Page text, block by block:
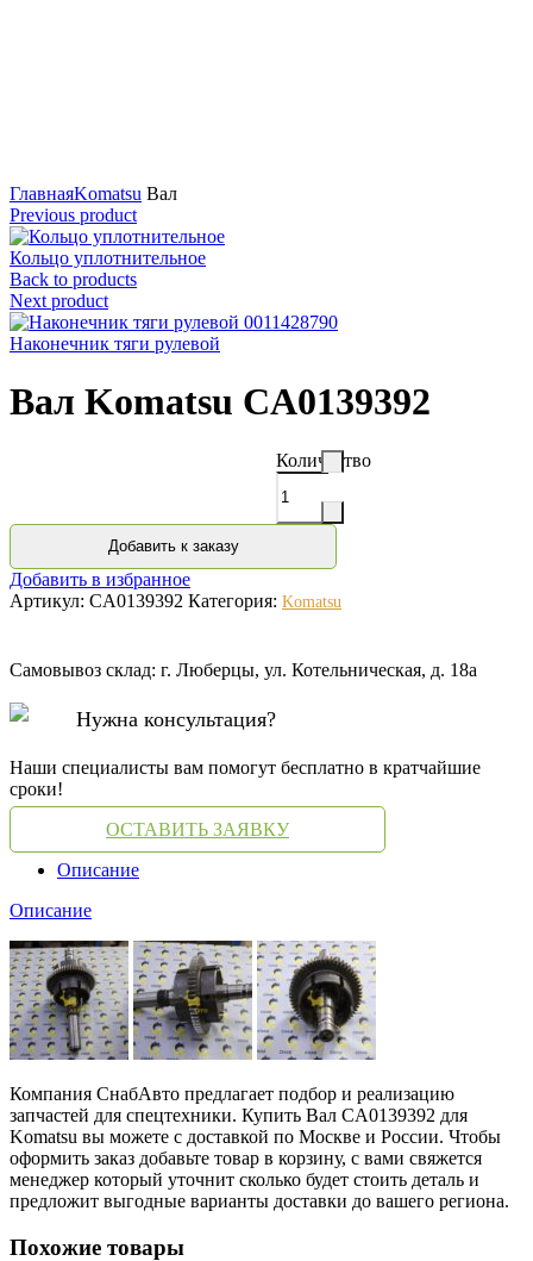
ГлавнаяKomatsu Вал
Previous product
Кольцо уплотнительное
Back to products
Next product
Наконечник тяги рулевой
Вал Komatsu CA0139392
Количество
Добавить к заказу
Добавить в избранное
Артикул: CA0139392 Категория: Komatsu
Самовывоз склад: г. Люберцы, ул. Котельническая, д. 18а
Нужна консультация?
Наши специалисты вам помогут бесплатно в кратчайшие
сроки!
ОСТАВИТЬ ЗАЯВКУ
Описание
Описание
Компания СнабАвто предлагает подбор и реализацию
запчастей для спецтехники. Купить Вал CA0139392 для
Komatsu вы можете с доставкой по Москве и России. Чтобы
оформить заказ добавьте товар в корзину, с вами свяжется
менеджер который уточнит сколько будет стоить деталь и
предложит выгодные варианты доставки до вашего региона.
Похожие товары